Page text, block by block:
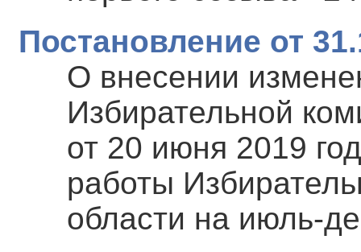
Постановление от
О внесении
Избирательной
от 20 июня 2019
работы
области на июль-